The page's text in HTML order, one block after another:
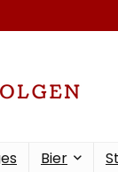
Bier